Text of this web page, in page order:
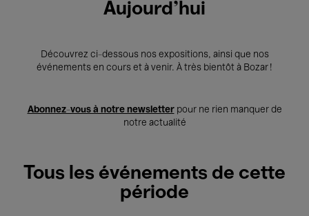
Aujourd'hui
Découvrez ci-dessous nos expositions, ainsi que nos
événements en cours et à venir. À très bientôt à Bozar !
Abonnez-vous à notre newsletterpour ne rien manquer de
notre actualité
Tous les événements de cette
période